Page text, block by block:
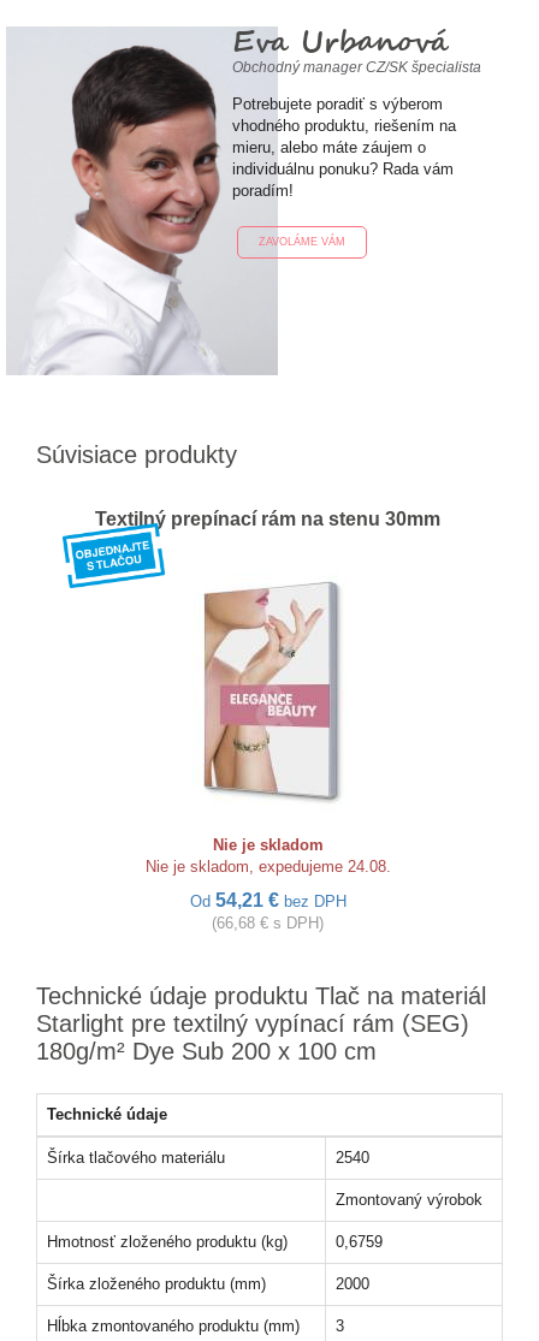
Eva Urbanová
Obchodný manager CZ/SK špecialista
Potrebujete poradiť s výberom
vhodného produktu, riešením na
mieru, alebo máte záujem o
individuálnu ponuku? Rada vám
poradím!
ZAVOLÁME VÁM
Súvisiace produkty
Textilný prepínací rám na stenu 30mm
Nie je skladom
Nie je skladom, expedujeme 24.08.
Od 54,21 € bez DPH
(66,68 € s DPH)
Technické údaje produktu Tlač na materiál
Starlight pre textilný vypínací rám (SEG)
180g/m² Dye Sub 200 x 100 cm
Technické údaje
Šírka tlačového materiálu 2540
Zmontovaný výrobok
Hmotnosť zloženého produktu (kg) 0,6759
Šírka zloženého produktu (mm) 2000
Hĺbka zmontovaného produktu (mm) 3